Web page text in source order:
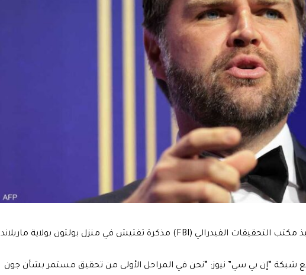
وجاءت تصريحات فانس بعد تنفيذ مكتب التحقيقات الفيدرالي (FBI) مذكرة تفتيش في منزل بولتون بولاية ماريلاند
“إن بي سي” نيوز: “نحن في المراحل الأولى من تحقيق مستمر بشأن جون